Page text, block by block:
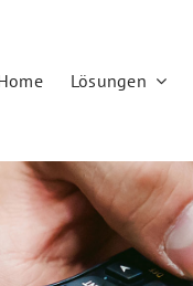
Lösungen